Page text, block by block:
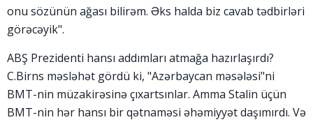
onu sözünün ağası bilirəm. Əks halda biz cavab tədbirləri
görəcəyik".
ABŞ Prezidenti hansı addımları atmağa hazırlaşırdı?
C.Birns məsləhət gördü ki, "Azərbaycan məsələsi"ni
BMT-nin müzakirəsinə çıxartsınlar. Amma Stalin üçün
BMT-nin hər hansı bir qətnaməsi əhəmiyyət daşımırdı. Və